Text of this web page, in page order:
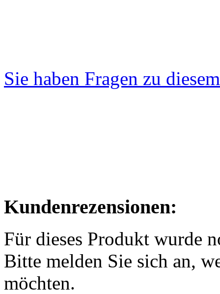
Sie haben Fragen zu
Kundenrezensionen:
Für dieses Produkt wurde
Bitte melden Sie sich an,
möchten.